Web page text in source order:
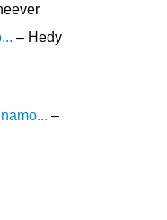
– Hedy
–